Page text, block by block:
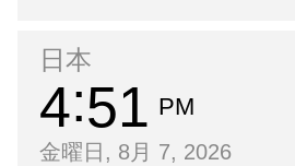
日本
4 51 PM
金曜日, 8月 7, 2026